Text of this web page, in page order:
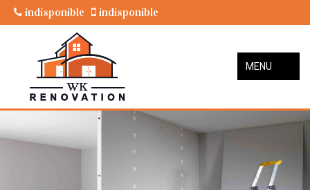
indisponible indisponible
MENU